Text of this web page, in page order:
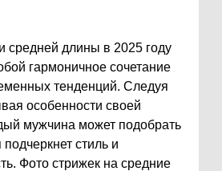
средней длины в 2025 году
гармоничное сочетание
тенденций. Следуя
особенности своей
мужчина может подобрать
подчеркнет стиль и
Фото стрижек на средние